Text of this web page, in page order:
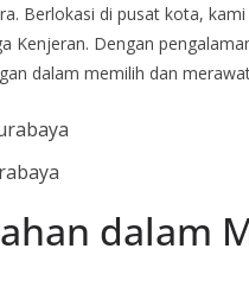
Berlokasi di pusat kota,
Kenjeran. Dengan
dalam memilih dan
dalam